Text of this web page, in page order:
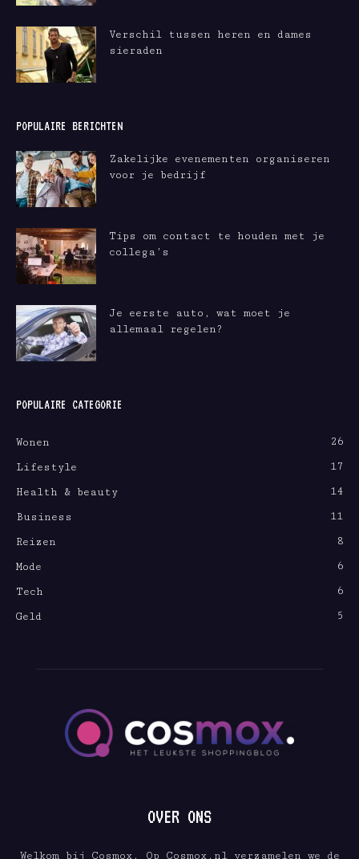
Verschil tussen heren en dames
sieraden
POPULAIRE BERICHTEN
Zakelijke evenementen organiseren
voor je bedrijf
Tips om contact te houden met je
collega’s
Je eerste auto, wat moet je
allemaal regelen?
POPULAIRE CATEGORIE
Wonen
26
Lifestyle
17
Health & beauty
14
Business
11
Reizen
8
Mode
6
Tech
6
Geld
5
OVER ONS
Welkom bij Cosmox. Op Cosmox.nl verzamelen we de